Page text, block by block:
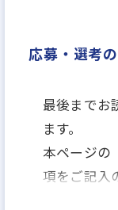
応募・選考
最後までお
ます。
本ページの
項をご記入